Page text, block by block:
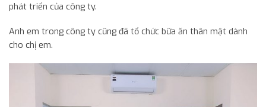
phát triển của công ty.
Anh em trong công ty cũng đã tổ chức bữa ăn thân mật dành
cho chị em.